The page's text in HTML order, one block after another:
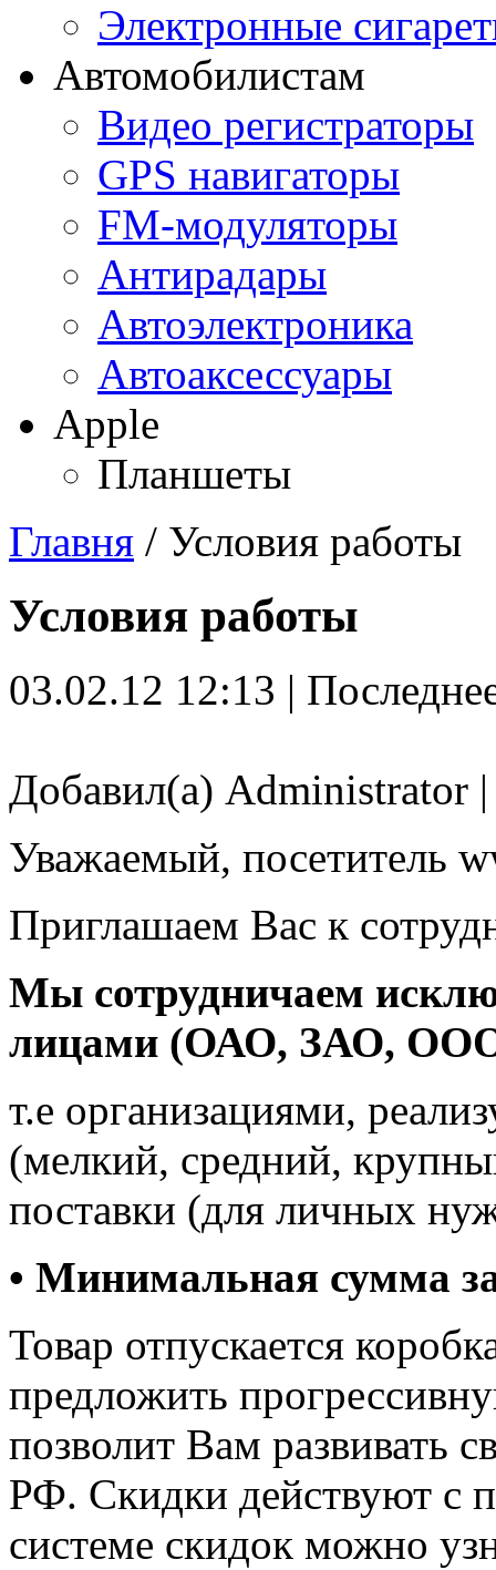
Электронные
Автомобилистам
Видео регистраторы
GPS навигаторы
FM-модуляторы
Антирадары
Автоэлектроника
Автоаксессуары
Apple
Планшеты
Главня / Условия работы
Условия работы
03.02.12 12:13 |
Добавил(а) Administrator
Уважаемый, посетитель
Приглашаем Вас к
Мы сотрудничаем
лицами (ОАО, ЗАО,
т.е организациями,
(мелкий, средний,
поставки (для личных
• Минимальная сумма
Товар отпускается
предложить
позволит Вам развивать
РФ. Скидки действуют с
системе скидок можно